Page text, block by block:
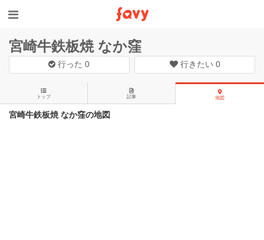
宮崎牛鉄板焼 なか窪
行った0 行きたい 0
トップ 記事 地図
宮崎牛鉄板焼 なか窪の地図